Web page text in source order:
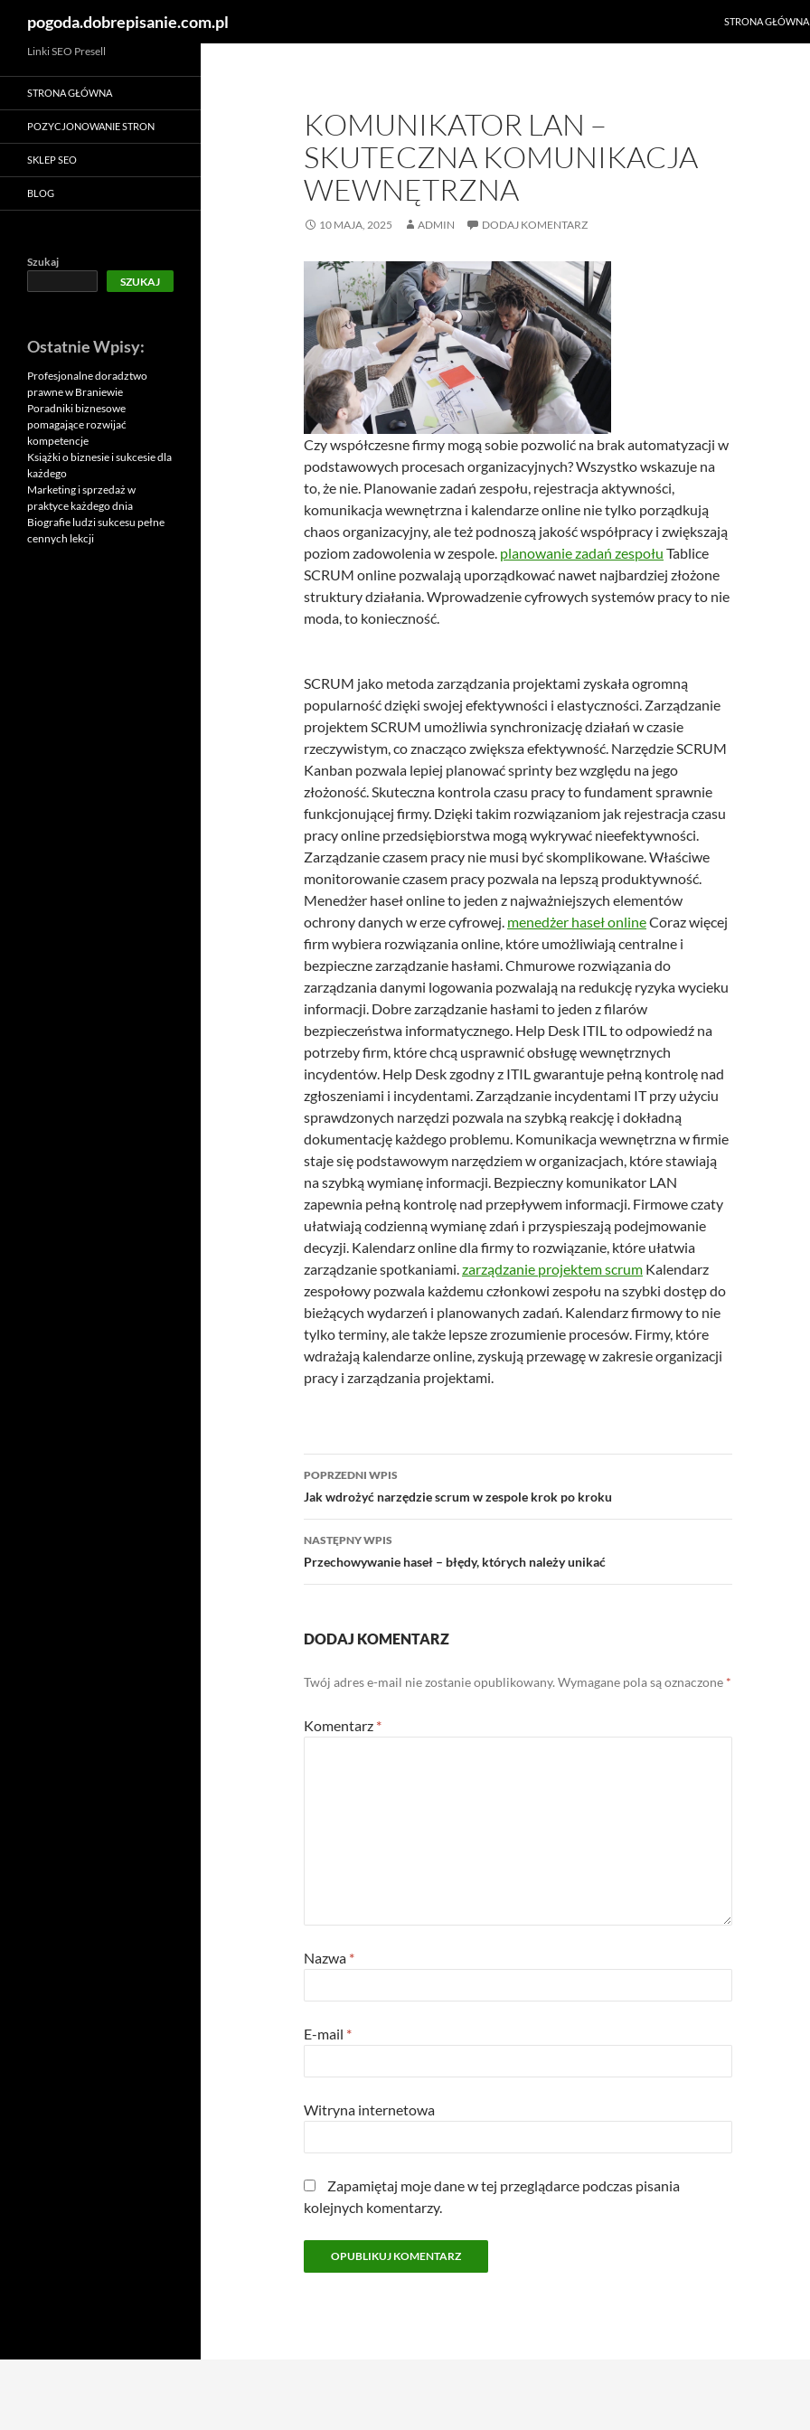
pogoda.dobrepisanie.com.pl
STRONA GŁÓWNA
KOMUNIKATOR LAN –
SKUTECZNA KOMUNIKACJA
WEWNĘTRZNA
10 MAJA, 2025 ADMIN DODAJ KOMENTARZ
Czy współczesne firmy mogą sobie pozwolić na brak automatyzacji w
podstawowych procesach organizacyjnych? Wszystko wskazuje na
to, że nie. Planowanie zadań zespołu, rejestracja aktywności,
komunikacja wewnętrzna i kalendarze online nie tylko porządkują
chaos organizacyjny, ale też podnoszą jakość współpracy i zwiększają
poziom zadowolenia w zespole. planowanie zadań zespołu Tablice
SCRUM online pozwalają uporządkować nawet najbardziej złożone
struktury działania. Wprowadzenie cyfrowych systemów pracy to nie
moda, to konieczność.
SCRUM jako metoda zarządzania projektami zyskała ogromną
popularność dzięki swojej efektywności i elastyczności. Zarządzanie
projektem SCRUM umożliwia synchronizację działań w czasie
rzeczywistym, co znacząco zwiększa efektywność. Narzędzie SCRUM
Kanban pozwala lepiej planować sprinty bez względu na jego
złożoność. Skuteczna kontrola czasu pracy to fundament sprawnie
funkcjonującej firmy. Dzięki takim rozwiązaniom jak rejestracja czasu
pracy online przedsiębiorstwa mogą wykrywać nieefektywności.
Zarządzanie czasem pracy nie musi być skomplikowane. Właściwe
monitorowanie czasem pracy pozwala na lepszą produktywność.
Menedżer haseł online to jeden z najważniejszych elementów
ochrony danych w erze cyfrowej. menedżer haseł onlineCoraz więcej
firm wybiera rozwiązania online, które umożliwiają centralne i
bezpieczne zarządzanie hasłami. Chmurowe rozwiązania do
zarządzania danymi logowania pozwalają na redukcję ryzyka wycieku
informacji. Dobre zarządzanie hasłami to jeden z filarów
bezpieczeństwa informatycznego. Help Desk ITIL to odpowiedź na
potrzeby firm, które chcą usprawnić obsługę wewnętrznych
incydentów. Help Desk zgodny z ITIL gwarantuje pełną kontrolę nad
zgłoszeniami i incydentami. Zarządzanie incydentami IT przy użyciu
sprawdzonych narzędzi pozwala na szybką reakcję i dokładną
dokumentację każdego problemu. Komunikacja wewnętrzna w firmie
staje się podstawowym narzędziem w organizacjach, które stawiają
na szybką wymianę informacji. Bezpieczny komunikator LAN
zapewnia pełną kontrolę nad przepływem informacji. Firmowe czaty
ułatwiają codzienną wymianę zdań i przyspieszają podejmowanie
decyzji. Kalendarz online dla firmy to rozwiązanie, które ułatwia
zarządzanie spotkaniami.zarządzanie projektem scrum Kalendarz
zespołowy pozwala każdemu członkowi zespołu na szybki dostęp do
bieżących wydarzeń i planowanych zadań. Kalendarz firmowy to nie
tylko terminy, ale także lepsze zrozumienie procesów. Firmy, które
wdrażają kalendarze online, zyskują przewagę w zakresie organizacji
pracy i zarządzania projektami.
Nawigacja
wpisu
POPRZEDNI WPIS
Jak wdrożyć narzędzie scrum w zespole krok po kroku
NASTĘPNY WPIS
Przechowywanie haseł – błędy, których należy unikać
DODAJ KOMENTARZ
Twój adres e-mail nie zostanie opublikowany. Wymagane pola są oznaczone *
Komentarz *
Nazwa *
E-mail *
Witryna internetowa
Zapamiętaj moje dane w tej przeglądarce podczas pisania
kolejnych komentarzy.
Linki SEO Presell
STRONA GŁÓWNA
POZYCJONOWANIE STRON
SKLEP SEO
BLOG
Szukaj
SZUKAJ
Ostatnie Wpisy:
Profesjonalne doradztwo
prawne w Braniewie
Poradniki biznesowe
pomagające rozwijać
kompetencje
Książki o biznesie i sukcesie dla
każdego
Marketing i sprzedaż w
praktyce każdego dnia
Biografie ludzi sukcesu pełne
cennych lekcji